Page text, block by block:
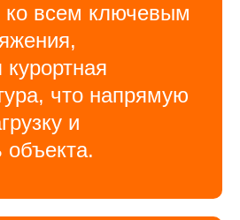
ко всем ключевым
что напрямую
и
объекта.